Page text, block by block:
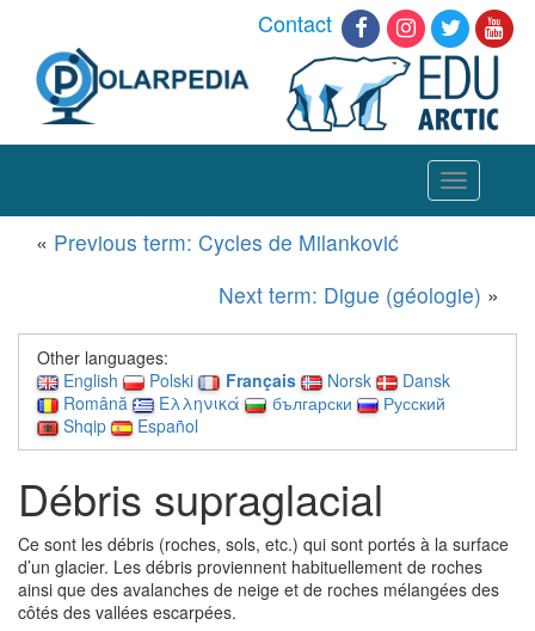
Contact
Toggle
navigation
« Previous term: Cycles de Milanković
Next term: Digue (géologie) »
Other languages:
English
Polski Français Norsk
Dansk
Română
Ελληνικά български
Русский
Shqip
Español
Débris supraglacial
Ce sont les débris (roches, sols, etc.) qui sont portés à la surface
d’un glacier. Les débris proviennent habituellement de roches
ainsi que des avalanches de neige et de roches mélangées des
côtés des vallées escarpées.